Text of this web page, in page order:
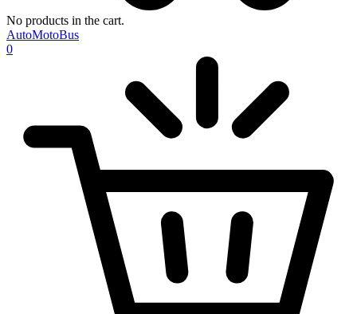
No products in the cart.
AutoMotoBus
0